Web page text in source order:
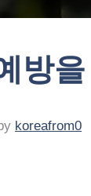
방
koreafrom0